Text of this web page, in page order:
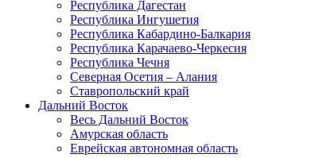
Республика Дагестан
Республика Ингушетия
Республика Кабардино-Балкария
Республика Карачаево-Черкесия
Республика Чечня
Северная Осетия – Алания
Ставропольский край
Дальний Восток
Весь Дальний Восток
Амурская область
Еврейская автономная область